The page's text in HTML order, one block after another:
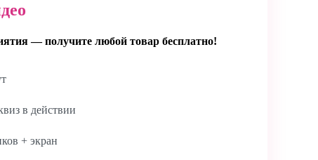
— получите любой товар бесплатно!
в действии
+ экран